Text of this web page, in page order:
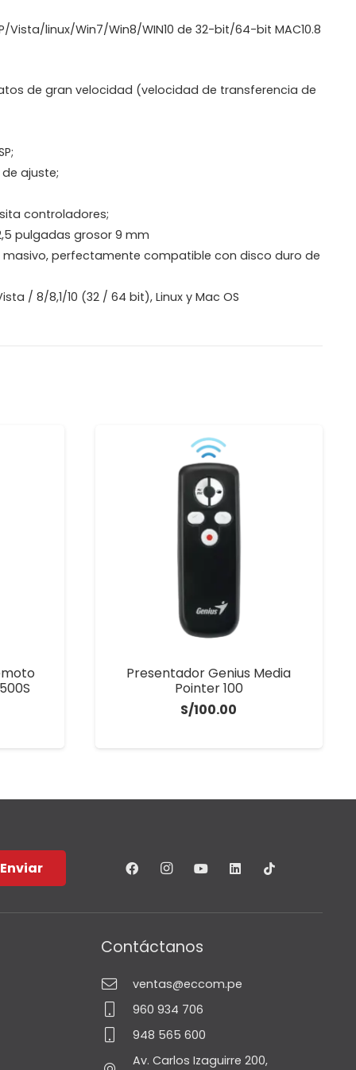
Vista/linux/Win7/Win8/WIN10 de 32-bit/64-bit MAC10.8
de gran velocidad (velocidad de transferencia de
ajuste;
controladores;
pulgadas grosor 9 mm
perfectamente compatible con disco duro de
/ 8/8,1/10 (32 / 64 bit), Linux y Mac OS
Presentador Genius Media
Pointer 100
S/100.00
Enviar
Contáctanos
ventas@eccom.pe
960 934 706
948 565 600
Av. Carlos Izaguirre 200,